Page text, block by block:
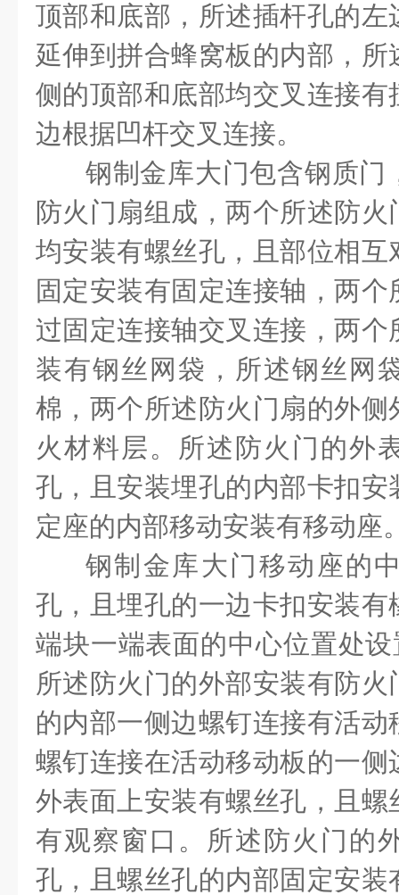
顶部和底部，所述插杆孔的
延伸到拼合蜂窝板的内部，
侧的顶部和底部均交叉连接
边根据凹杆交叉连接。
钢制金库大门包含钢质门
防火门扇组成，两个所述防
均安装有螺丝孔，且部位相
固定安装有固定连接轴，两
过固定连接轴交叉连接，两
装有钢丝网袋，所述钢丝网
棉，两个所述防火门扇的外
火材料层。所述防火门的外
孔，且安装埋孔的内部卡扣
定座的内部移动安装有移动座
钢制金库大门移动座的
孔，且埋孔的一边卡扣安装
端块一端表面的中心位置处
所述防火门的外部安装有防
的内部一侧边螺钉连接有活
螺钉连接在活动移动板的一
外表面上安装有螺丝孔，且
有观察窗口。所述防火门的
孔，且螺丝孔的内部固定安